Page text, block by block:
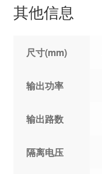
其他信息
尺寸(mm)
输出功率
输出路数
隔离电压